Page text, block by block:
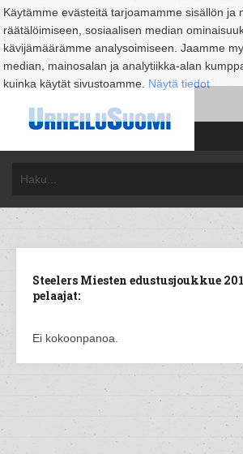
Käytämme evästeitä tarjoamamme sisällön ja
räätälöimiseen, sosiaalisen median
kävijämäärämme analysoimiseen. Jaamme
median, mainosalan ja analytiikka-alan
kuinka käytät sivustoamme. Näytä tiedot
Steelers Miesten edustusjoukkue
pelaajat:
Ei kokoonpanoa.